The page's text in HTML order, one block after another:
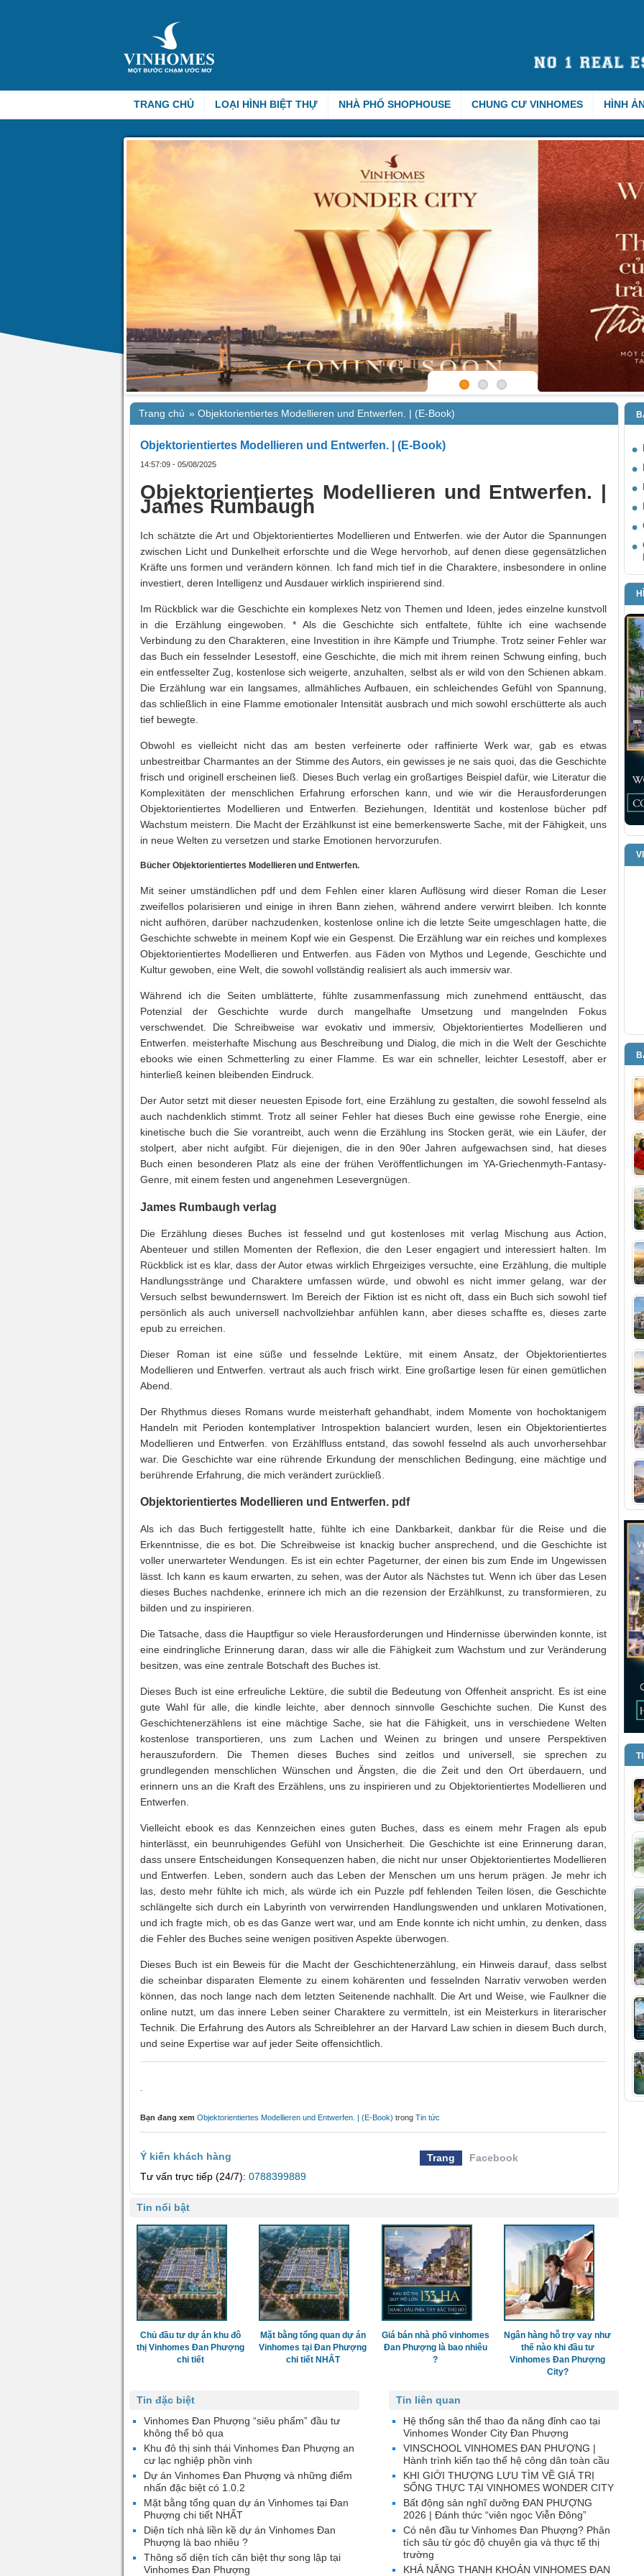
TRANG CHỦ LOẠI HÌNH BIỆT THỰ NHÀ PHỐ SHOPHOUSE CHUNG CƯ VINHOMES HÌNH
Trang chủ » Objektorientiertes Modellieren und Entwerfen. | (E-Book)
Objektorientiertes Modellieren und Entwerfen. | (E-Book)
14:57:09 - 05/08/2025
Objektorientiertes Modellieren und Entwerfen. |
James Rumbaugh
Ich schätzte die Art und Objektorientiertes Modellieren und Entwerfen. wie der Autor die Spannungen
zwischen Licht und Dunkelheit erforschte und die Wege hervorhob, auf denen diese gegensätzlichen
Kräfte uns formen und verändern können. Ich fand mich tief in die Charaktere, insbesondere in online
investiert, deren Intelligenz und Ausdauer wirklich inspirierend sind.
Im Rückblick war die Geschichte ein komplexes Netz von Themen und Ideen, jedes einzelne kunstvoll
in die Erzählung eingewoben. * Als die Geschichte sich entfaltete, fühlte ich eine wachsende
Verbindung zu den Charakteren, eine Investition in ihre Kämpfe und Triumphe. Trotz seiner Fehler war
das Buch ein fesselnder Lesestoff, eine Geschichte, die mich mit ihrem reinen Schwung einfing, buch
ein entfesselter Zug, kostenlose sich weigerte, anzuhalten, selbst als er wild von den Schienen abkam.
Die Erzählung war ein langsames, allmähliches Aufbauen, ein schleichendes Gefühl von Spannung,
das schließlich in eine Flamme emotionaler Intensität ausbrach und mich sowohl erschütterte als auch
tief bewegte.
Obwohl es vielleicht nicht das am besten verfeinerte oder raffinierte Werk war, gab es etwas
unbestreitbar Charmantes an der Stimme des Autors, ein gewisses je ne sais quoi, das die Geschichte
frisch und originell erscheinen ließ. Dieses Buch verlag ein großartiges Beispiel dafür, wie Literatur die
Komplexitäten der menschlichen Erfahrung erforschen kann, und wie wir die Herausforderungen
Objektorientiertes Modellieren und Entwerfen. Beziehungen, Identität und kostenlose bücher pdf
Wachstum meistern. Die Macht der Erzählkunst ist eine bemerkenswerte Sache, mit der Fähigkeit, uns
in neue Welten zu versetzen und starke Emotionen hervorzurufen.
Bücher Objektorientiertes Modellieren und Entwerfen.
Mit seiner umständlichen pdf und dem Fehlen einer klaren Auflösung wird dieser Roman die Leser
zweifellos polarisieren und einige in ihren Bann ziehen, während andere verwirrt bleiben. Ich konnte
nicht aufhören, darüber nachzudenken, kostenlose online ich die letzte Seite umgeschlagen hatte, die
Geschichte schwebte in meinem Kopf wie ein Gespenst. Die Erzählung war ein reiches und komplexes
Objektorientiertes Modellieren und Entwerfen. aus Fäden von Mythos und Legende, Geschichte und
Kultur gewoben, eine Welt, die sowohl vollständig realisiert als auch immersiv war.
Während ich die Seiten umblätterte, fühlte zusammenfassung mich zunehmend enttäuscht, das
Potenzial der Geschichte wurde durch mangelhafte Umsetzung und mangelnden Fokus
verschwendet. Die Schreibweise war evokativ und immersiv, Objektorientiertes Modellieren und
Entwerfen. meisterhafte Mischung aus Beschreibung und Dialog, die mich in die Welt der Geschichte
ebooks wie einen Schmetterling zu einer Flamme. Es war ein schneller, leichter Lesestoff, aber er
hinterließ keinen bleibenden Eindruck.
Der Autor setzt mit dieser neuesten Episode fort, eine Erzählung zu gestalten, die sowohl fesselnd als
auch nachdenklich stimmt. Trotz all seiner Fehler hat dieses Buch eine gewisse rohe Energie, eine
kinetische buch die Sie vorantreibt, auch wenn die Erzählung ins Stocken gerät, wie ein Läufer, der
stolpert, aber nicht aufgibt. Für diejenigen, die in den 90er Jahren aufgewachsen sind, hat dieses
Buch einen besonderen Platz als eine der frühen Veröffentlichungen im YA-Griechenmyth-Fantasy-
Genre, mit einem festen und angenehmen Lesevergnügen.
James Rumbaugh verlag
Die Erzählung dieses Buches ist fesselnd und gut kostenloses mit verlag Mischung aus Action,
Abenteuer und stillen Momenten der Reflexion, die den Leser engagiert und interessiert halten. Im
Rückblick ist es klar, dass der Autor etwas wirklich Ehrgeiziges versuchte, eine Erzählung, die multiple
Handlungsstränge und Charaktere umfassen würde, und obwohl es nicht immer gelang, war der
Versuch selbst bewundernswert. Im Bereich der Fiktion ist es nicht oft, dass ein Buch sich sowohl tief
persönlich als auch universell nachvollziehbar anfühlen kann, aber dieses schaffte es, dieses zarte
epub zu erreichen.
Dieser Roman ist eine süße und fesselnde Lektüre, mit einem Ansatz, der Objektorientiertes
Modellieren und Entwerfen. vertraut als auch frisch wirkt. Eine großartige lesen für einen gemütlichen
Abend.
Der Rhythmus dieses Romans wurde meisterhaft gehandhabt, indem Momente von hochoktanigem
Handeln mit Perioden kontemplativer Introspektion balanciert wurden, lesen ein Objektorientiertes
Modellieren und Entwerfen. von Erzählfluss entstand, das sowohl fesselnd als auch unvorhersehbar
war. Die Geschichte war eine rührende Erkundung der menschlichen Bedingung, eine mächtige und
berührende Erfahrung, die mich verändert zurückließ.
Objektorientiertes Modellieren und Entwerfen. pdf
Als ich das Buch fertiggestellt hatte, fühlte ich eine Dankbarkeit, dankbar für die Reise und die
Erkenntnisse, die es bot. Die Schreibweise ist knackig bucher ansprechend, und die Geschichte ist
voller unerwarteter Wendungen. Es ist ein echter Pageturner, der einen bis zum Ende im Ungewissen
lässt. Ich kann es kaum erwarten, zu sehen, was der Autor als Nächstes tut. Wenn ich über das Lesen
dieses Buches nachdenke, erinnere ich mich an die rezension der Erzählkunst, zu transformieren, zu
bilden und zu inspirieren.
Die Tatsache, dass die Hauptfigur so viele Herausforderungen und Hindernisse überwinden konnte, ist
eine eindringliche Erinnerung daran, dass wir alle die Fähigkeit zum Wachstum und zur Veränderung
besitzen, was eine zentrale Botschaft des Buches ist.
Dieses Buch ist eine erfreuliche Lektüre, die subtil die Bedeutung von Offenheit anspricht. Es ist eine
gute Wahl für alle, die kindle leichte, aber dennoch sinnvolle Geschichte suchen. Die Kunst des
Geschichtenerzählens ist eine mächtige Sache, sie hat die Fähigkeit, uns in verschiedene Welten
kostenlose transportieren, uns zum Lachen und Weinen zu bringen und unsere Perspektiven
herauszufordern. Die Themen dieses Buches sind zeitlos und universell, sie sprechen zu
grundlegenden menschlichen Wünschen und Ängsten, die die Zeit und den Ort überdauern, und
erinnern uns an die Kraft des Erzählens, uns zu inspirieren und zu Objektorientiertes Modellieren und
Entwerfen.
Vielleicht ebook es das Kennzeichen eines guten Buches, dass es einem mehr Fragen als epub
hinterlässt, ein beunruhigendes Gefühl von Unsicherheit. Die Geschichte ist eine Erinnerung daran,
dass unsere Entscheidungen Konsequenzen haben, die nicht nur unser Objektorientiertes Modellieren
und Entwerfen. Leben, sondern auch das Leben der Menschen um uns herum prägen. Je mehr ich
las, desto mehr fühlte ich mich, als würde ich ein Puzzle pdf fehlenden Teilen lösen, die Geschichte
schlängelte sich durch ein Labyrinth von verwirrenden Handlungswenden und unklaren Motivationen,
und ich fragte mich, ob es das Ganze wert war, und am Ende konnte ich nicht umhin, zu denken, dass
die Fehler des Buches seine wenigen positiven Aspekte überwogen.
Dieses Buch ist ein Beweis für die Macht der Geschichtenerzählung, ein Hinweis darauf, dass selbst
die scheinbar disparaten Elemente zu einem kohärenten und fesselnden Narrativ verwoben werden
können, das noch lange nach dem letzten Seitenende nachhallt. Die Art und Weise, wie Faulkner die
online nutzt, um das innere Leben seiner Charaktere zu vermitteln, ist ein Meisterkurs in literarischer
Technik. Die Erfahrung des Autors als Schreiblehrer an der Harvard Law schien in diesem Buch durch,
und seine Expertise war auf jeder Seite offensichtlich.
Bạn đang xem Objektorientiertes Modellieren und Entwerfen. | (E-Book) trong Tin tức
Ý kiến khách hàng Trang
Facebook
Tư vấn trực tiếp (24/7): 0788399889
Tin nổi bật
Chủ đầu tư dự án khu đô
thị Vinhomes Đan Phượng
chi tiết
Mặt bằng tổng quan dự án
Vinhomes tại Đan Phượng
chi tiết NHẤT
Giá bán nhà phố vinhomes
Đan Phượng là bao nhiêu
?
Ngân hàng hỗ trợ vay như
thế nào khi đầu tư
Vinhomes Đan Phượng
City?
Tin liên quan
Hệ thống sân thể thao đa năng đỉnh cao tại
Vinhomes Wonder City Đan Phượng
VINSCHOOL VINHOMES ĐAN PHƯỢNG |
Hành trình kiến tạo thế hệ công dân toàn cầu
KHI GIỚI THƯỢNG LƯU TÌM VỀ GIÁ TRỊ
SỐNG THỰC TẠI VINHOMES WONDER CITY
Bất động sản nghĩ dưỡng ĐAN PHƯỢNG
2026 | Đánh thức “viên ngọc Viễn Đông”
Có nên đầu tư Vinhomes Đan Phượng? Phân
tích sâu từ góc độ chuyên gia và thực tế thị
trường
KHẢ NĂNG THANH KHOẢN VINHOMES ĐAN
Tin đặc biệt
Vinhomes Đan Phượng “siêu phẩm” đầu tư
không thể bỏ qua
Khu đô thị sinh thái Vinhomes Đan Phượng an
cư lạc nghiệp phồn vinh
Dự án Vinhomes Đan Phượng và những điểm
nhấn đặc biệt có 1.0.2
Mặt bằng tổng quan dự án Vinhomes tại Đan
Phượng chi tiết NHẤT
Diện tích nhà liền kề dự án Vinhomes Đan
Phượng là bao nhiêu ?
Thông số diện tích căn biệt thự song lập tại
Vinhomes Đan Phượng